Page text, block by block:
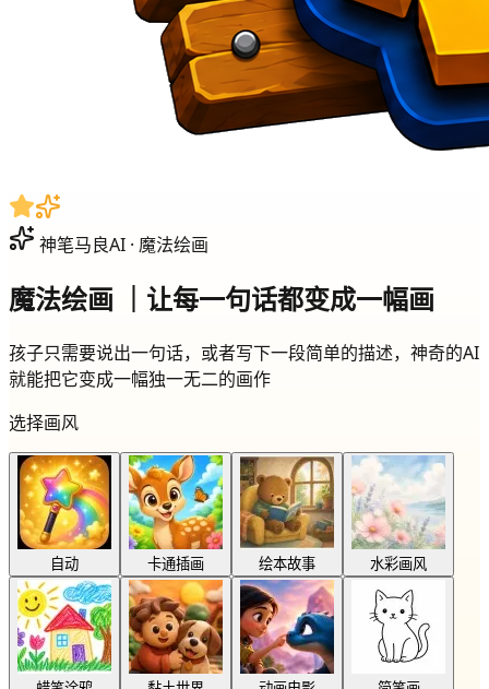
神笔马良AI · 魔法绘画
魔法绘画 ｜让每一句话都变成一幅画
孩子只需要说出一句话，或者写下一段简单的描述，神奇的AI
就能把它变成一幅独一无二的画作
选择画风
自动 卡通插画 绘本故事 水彩画风